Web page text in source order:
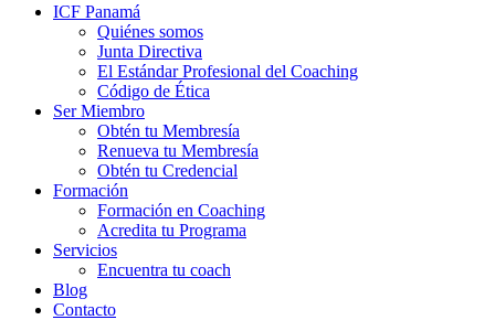
ICF Panamá
Quiénes somos
Junta Directiva
El Estándar Profesional del Coaching
Código de Ética
Ser Miembro
Obtén tu Membresía
Renueva tu Membresía
Obtén tu Credencial
Formación
Formación en Coaching
Acredita tu Programa
Servicios
Encuentra tu coach
Blog
Contacto